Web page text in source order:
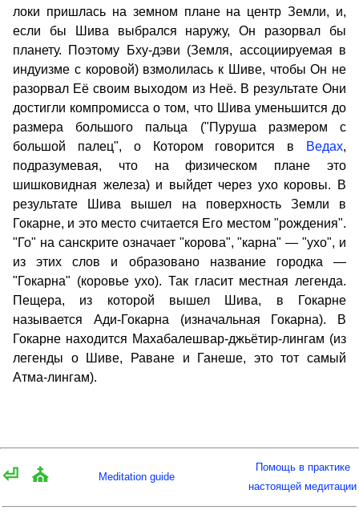
локи пришлась на земном плане на центр Земли, и,
если бы Шива выбрался наружу, Он разорвал бы
планету. Поэтому Бху-дэви (Земля, ассоциируемая в
индуизме с коровой) взмолилась к Шиве, чтобы Он не
разорвал Её своим выходом из Неё. В результате Они
достигли компромисса о том, что Шива уменьшится до
размера большого пальца ("Пуруша размером с
большой палец", о Котором говорится в
Ведах,
подразумевая, что на физическом плане это
шишковидная железа) и выйдет через ухо коровы. В
результате Шива вышел на поверхность Земли в
Гокарне, и это место считается Его местом "рождения".
"Го" на санскрите означает "корова", "карна" — "ухо", и
из этих слов и образовано название городка —
"Гокарна" (коровье ухо). Так гласит местная легенда.
Пещера, из которой вышел Шива, в Гокарне
называется Ади-Гокарна (изначальная Гокарна). В
Гокарне находится Махабалешвар-джьётир-лингам (из
легенды о Шиве, Раване и Ганеше, это тот самый
Атма-лингам).
⏎ ⛪ Meditation guide
Помощь в практике
настоящей медитации